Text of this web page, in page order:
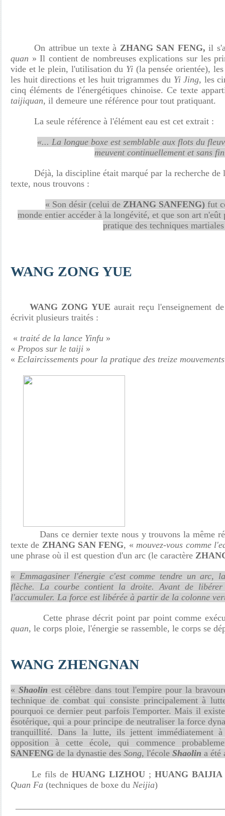
On attribue un texte à ZHANG SAN FENG, il
quan » Il contient de nombreuses explications sur les
vide et le plein, l'utilisation du Yi (la pensée orientée),
les huit directions et les huit trigrammes du Yi Jing, les
cinq éléments de l'énergétiques chinoise. Ce texte
taijiquan, il demeure une référence pour tout pratiquant.
La seule référence à l'élément eau est cet extrait :
«... La longue boxe est semblable aux flots du
meuvent continuellement et sans
Déjà, la discipline était marqué par la recherche de
texte, nous trouvons :
« Son désir (celui de ZHANG SANFENG) fut
monde entier accéder à la longévité, et que son art
pratique des techniques
WANG ZONG YUE
WANG ZONG YUEaurait reçu l'enseignement
écrivit plusieurs traités :
« traité de la lance Yinfu »
« Propos sur le taiji »
« Eclaircissements pour la pratique des treize mouvements
Dans ce dernier texte nous y trouvons la même
texte de ZHANG SAN FENG, «mouvez-vous comme
une phrase où il est question d'un arc (le caractère
« Emmagasiner l'énergie c'est comme tendre un arc,
flèche. La courbe contient la droite. Avant de
l'accumuler. La force est libérée à partir de la colonne
Cette phrase décrit point par point comme
quan, le corps ploie, l'énergie se rassemble, le corps se
WANG ZHENGNAN
«Shaolin est célèbre dans tout l'empire pour la
technique de combat qui consiste principalement à
pourquoi ce dernier peut parfois l'emporter. Mais il
ésotérique, qui a pour principe de neutraliser la force
tranquillité. Dans la lutte, ils jettent immédiatement
opposition à cette école, qui commence
SANFENG de la dynastie des Song, l'école Shaolin a été
Le fils de HUANG LIZHOU ; HUANG BAIJIA
Quan Fa (techniques de boxe du Neijia)